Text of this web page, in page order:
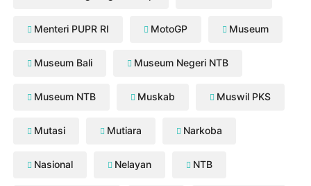
Menteri PUPR RI MotoGP Museum
Museum Bali Museum Negeri NTB
Museum NTB Muskab Muswil PKS
Mutasi Mutiara Narkoba
Nasional Nelayan NTB